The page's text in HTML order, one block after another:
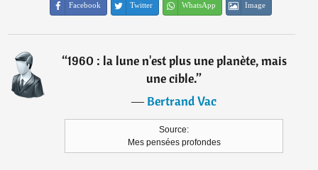
Facebook Twitter WhatsApp Image
“1960 : la lune n'est plus une planète, mais
une cible.”
―Bertrand Vac
Source:
Mes pensées profondes